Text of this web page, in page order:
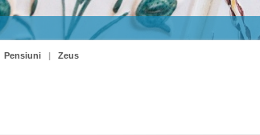
Pensiuni | Zeus